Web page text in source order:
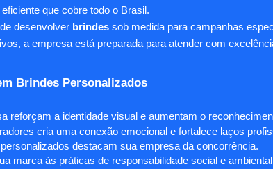
que cobre todo o Brasil.
desenvolver brindessob medida para campanhas
a empresa está preparada para atender com
Brindes Personalizados
reforçam a identidade visual e aumentam o
cria uma conexão emocional e fortalece laços
destacam sua empresa da concorrência.
marca às práticas de responsabilidade social e